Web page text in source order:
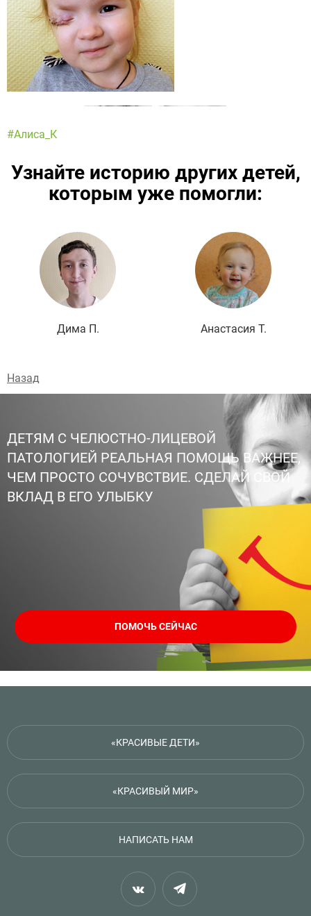
#Алиса_К
Узнайте историю других детей,
которым уже помогли:
Дима П.
Подробнее
Анастасия Т.
Назад
ДЕТЯМ С ЧЕЛЮСТНО-ЛИЦЕВОЙ
ПАТОЛОГИЕЙ РЕАЛЬНАЯ ПОМОЩЬ ВАЖНЕЕ,
ЧЕМ ПРОСТО СОЧУВСТВИЕ. СДЕЛАЙ СВОЙ
ВКЛАД В ЕГО УЛЫБКУ
ПОМОЧЬ СЕЙЧАС
«КРАСИВЫЕ ДЕТИ»
«КРАСИВЫЙ МИР»
НАПИСАТЬ НАМ